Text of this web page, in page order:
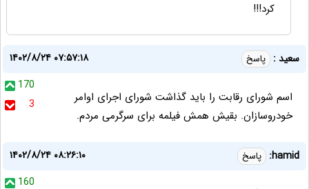
کرد!!!
سعید : پاسخ
۱۴۰۲/۸/۲۴ ۰۷:۵۷:۱۸
170
3
اسم شورای رقابت را باید گذاشت شورای اجرای اوامر
خودروسازان. بقیش همش فیلمه برای سرگرمی مردم.
hamid: پاسخ
۱۴۰۲/۸/۲۴ ۰۸:۲۶:۱۰
160